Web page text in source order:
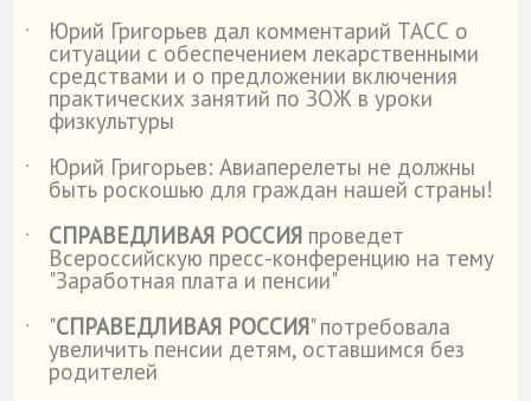
˙
Юрий Григорьев дал комментарий ТАСС о
ситуации с обеспечением лекарственными
средствами и о предложении включения
практических занятий по ЗОЖ в уроки
физкультуры
˙
Юрий Григорьев: Авиаперелеты не должны
быть роскошью для граждан нашей страны!
˙
СПРАВЕДЛИВАЯ РОССИЯ проведет
Всероссийскую пресс-конференцию на тему
"Заработная плата и пенсии"
˙
"СПРАВЕДЛИВАЯ РОССИЯ" потребовала
увеличить пенсии детям, оставшимся без
родителей